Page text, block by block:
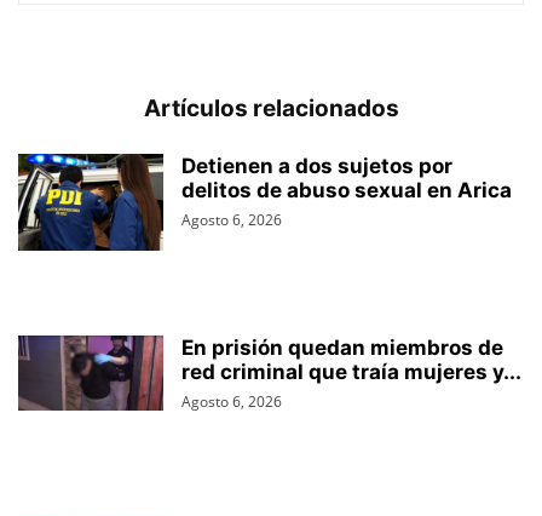
Artículos relacionados
Detienen a dos sujetos por
delitos de abuso sexual en Arica
Agosto 6, 2026
En prisión quedan miembros de
red criminal que traía mujeres y...
Agosto 6, 2026